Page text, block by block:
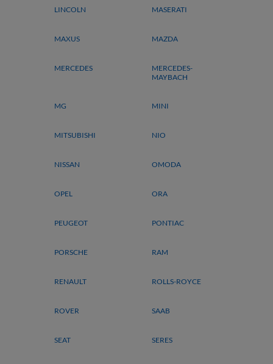
LINCOLN MASERATI
MAXUS MAZDA
MERCEDES
MERCEDES-
MAYBACH
MG MINI
MITSUBISHI NIO
NISSAN OMODA
OPEL ORA
PEUGEOT PONTIAC
PORSCHE RAM
RENAULT ROLLS-ROYCE
ROVER SAAB
SEAT SERES